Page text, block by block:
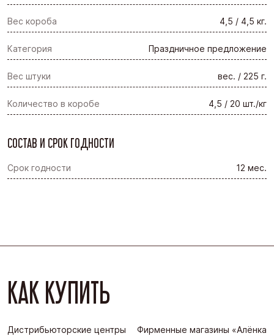
Вес короба 4,5 / 4,5 кг.
Категория Праздничное предложение
Вес штуки вес. / 225 г.
Количество в коробе 4,5 / 20 шт./кг
СОСТАВ И СРОК ГОДНОСТИ
Срок годности 12 мес.
КАК КУПИТЬ
Дистрибьюторские центры Фирменные магазины «Алёнка»